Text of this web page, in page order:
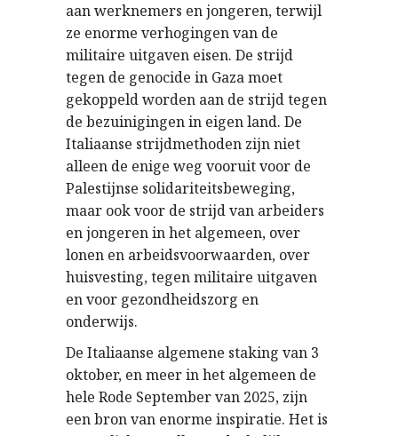
aan werknemers en jongeren, terwijl
ze enorme verhogingen van de
militaire uitgaven eisen. De strijd
tegen de genocide in Gaza moet
gekoppeld worden aan de strijd tegen
de bezuinigingen in eigen land. De
Italiaanse strijdmethoden zijn niet
alleen de enige weg vooruit voor de
Palestijnse solidariteitsbeweging,
maar ook voor de strijd van arbeiders
en jongeren in het algemeen, over
lonen en arbeidsvoorwaarden, over
huisvesting, tegen militaire uitgaven
en voor gezondheidszorg en
onderwijs.
De Italiaanse algemene staking van 3
oktober, en meer in het algemeen de
hele Rode September van 2025, zijn
een bron van enorme inspiratie. Het is